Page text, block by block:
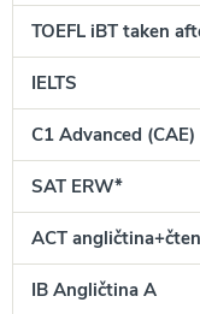
TOEFL iBT taken
IELTS
C1 Advanced (CAE)
SAT ERW*
ACT
IB Angličtina A